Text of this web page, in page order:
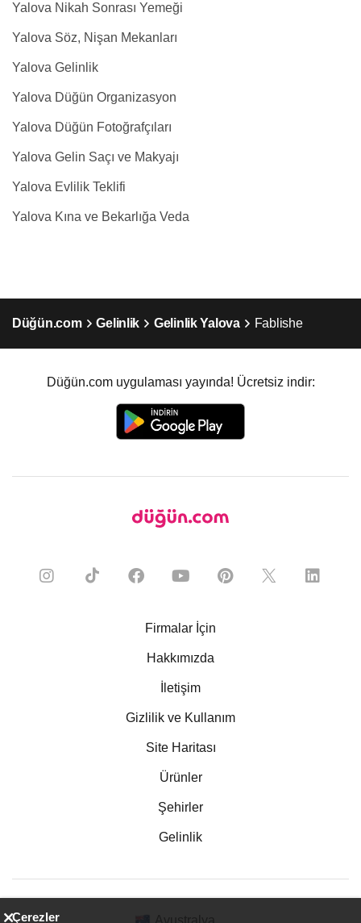
Yalova Nikah Sonrası Yemeği
Yalova Söz, Nişan Mekanları
Yalova Gelinlik
Yalova Düğün Organizasyon
Yalova Düğün Fotoğrafçıları
Yalova Gelin Saçı ve Makyajı
Yalova Evlilik Teklifi
Yalova Kına ve Bekarlığa Veda
Düğün.com Gelinlik Gelinlik Yalova Fablishe
Düğün.com uygulaması yayında! Ücretsiz indir:
Firmalar İçin
Hakkımızda
İletişim
Gizlilik ve Kullanım
Site Haritası
Ürünler
Şehirler
Gelinlik
Çerezler